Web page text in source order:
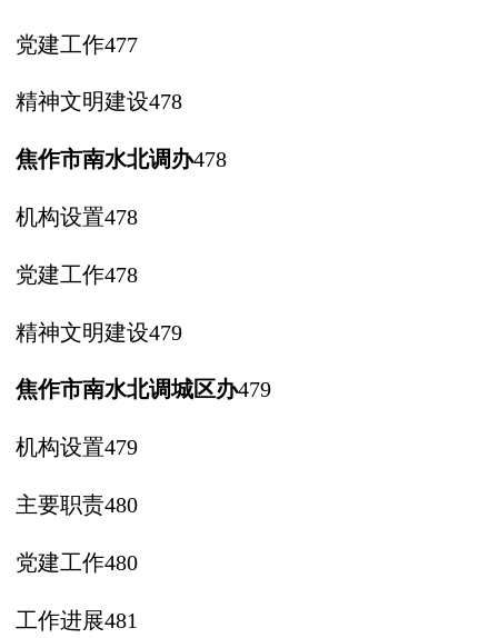
党建工作477
精神文明建设478
焦作市南水北调办478
机构设置478
党建工作478
精神文明建设479
焦作市南水北调城区办479
机构设置479
主要职责480
党建工作480
工作进展481